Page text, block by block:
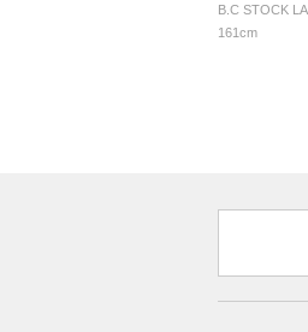
B.C STOCK
161cm